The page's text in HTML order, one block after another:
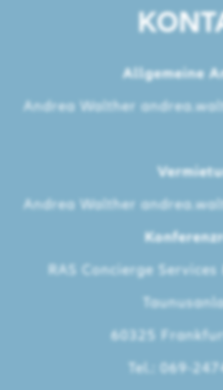
Allgemeine
Andrea Walther
Andrea Walther
RAS Concierge
60325
Tel.: 069-